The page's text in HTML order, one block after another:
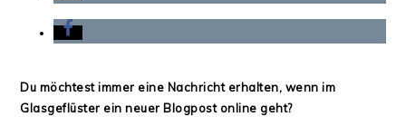
Du möchtest immer eine Nachricht erhalten, wenn im
Glasgeflüster ein neuer Blogpost online geht?